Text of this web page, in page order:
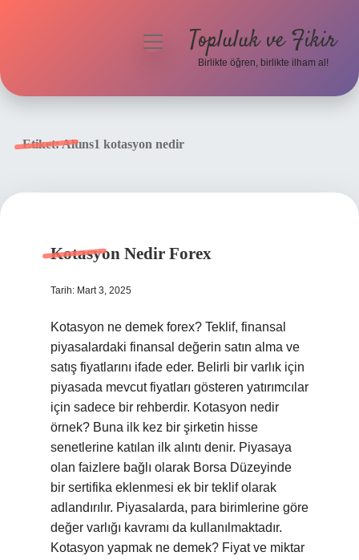
menüyüTopluluk ve Fikir
Birlikte öğren, birlikte ilham al!
Etiket:Altıns1 kotasyon nedir
Kotasyon Nedir Forex
Tarih: Mart 3, 2025
Kotasyon ne demek forex? Teklif, finansal
piyasalardaki finansal değerin satın alma ve
satış fiyatlarını ifade eder. Belirli bir varlık için
piyasada mevcut fiyatları gösteren yatırımcılar
için sadece bir rehberdir. Kotasyon nedir
örnek? Buna ilk kez bir şirketin hisse
senetlerine katılan ilk alıntı denir. Piyasaya
olan faizlere bağlı olarak Borsa Düzeyinde
bir sertifika eklenmesi ek bir teklif olarak
adlandırılır. Piyasalarda, para birimlerine göre
değer varlığı kavramı da kullanılmaktadır.
Kotasyon yapmak ne demek? Fiyat ve miktar